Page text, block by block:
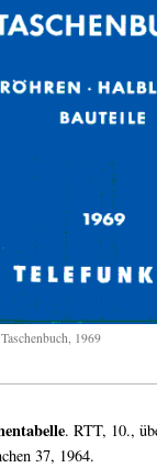
1969
. RTT, 10.,
37, 1964.